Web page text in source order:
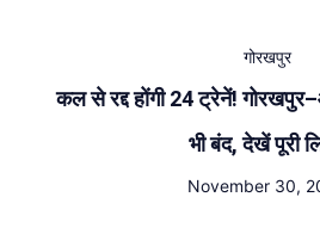
गोरखपुर
कल से रद्द होंगी 24 ट्रेनें!
भी बंद, देखें पूरी
November 30,